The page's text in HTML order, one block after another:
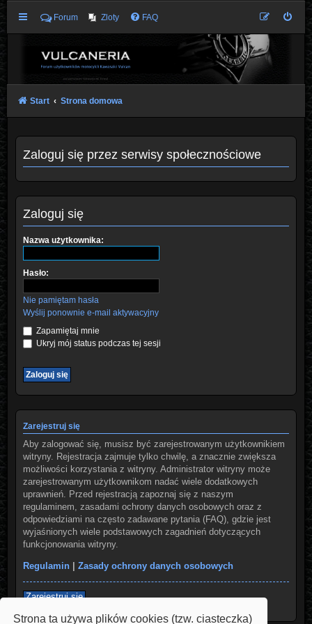
Strona ta używa plików cookies (tzw. ciasteczka)
Forum Zloty FAQ
Start Strona domowa
Zaloguj się przez serwisy społecznościowe
Zaloguj się
Nazwa użytkownika:
Hasło:
Nie pamiętam hasła
Wyślij ponownie e-mail aktywacyjny
Zapamiętaj mnie
Ukryj mój status podczas tej sesji
Zarejestruj się
Aby zalogować się, musisz być zarejestrowanym użytkownikiem
witryny. Rejestracja zajmuje tylko chwilę, a znacznie zwiększa
możliwości korzystania z witryny. Administrator witryny może
zarejestrowanym użytkownikom nadać wiele dodatkowych
uprawnień. Przed rejestracją zapoznaj się z naszym
regulaminem, zasadami ochrony danych osobowych oraz z
odpowiedziami na często zadawane pytania (FAQ), gdzie jest
wyjaśnionych wiele podstawowych zagadnień dotyczących
funkcjonowania witryny.
Regulamin| Zasady ochrony danych osobowych
Zarejestruj się